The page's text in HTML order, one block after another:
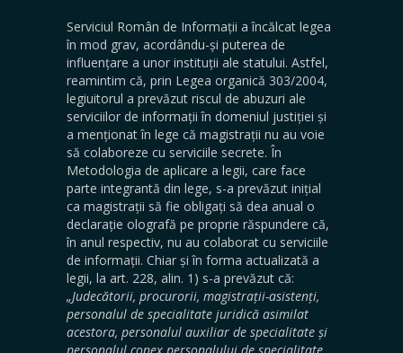
Serviciul Român de Informații a încălcat legea
în mod grav, acordându-și puterea de
influențare a unor instituții ale statului. Astfel,
reamintim că, prin Legea organică 303/2004,
legiuitorul a prevăzut riscul de abuzuri ale
serviciilor de informații în domeniul justiției și
a menționat în lege că magistrații nu au voie
să colaboreze cu serviciile secrete. În
Metodologia de aplicare a legii, care face
parte integrantă din lege, s-a prevăzut inițial
ca magistrații să fie obligați să dea anual o
declarație olografă pe proprie răspundere că,
în anul respectiv, nu au colaborat cu serviciile
de informații. Chiar și în forma actualizată a
legii, la art. 228, alin. 1) s-a prevăzut că:
„Judecătorii, procurorii, magistrații-asistenți,
personalul de specialitate juridică asimilat
acestora, personalul auxiliar de specialitate și
personalul conex personalului de specialitate